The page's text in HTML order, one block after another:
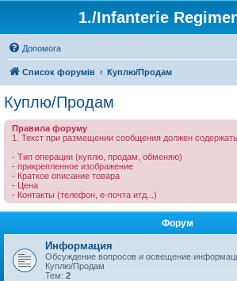
1./Infanterie
Допомога
Список форумів Куплю/Продам
Куплю/Продам
Правила форуму
1. Текст при размещении сообщения должен
- Тип операции (куплю, продам, обменяю)
- прикрепленное изображение
- Краткое описание товара
- Цена
- Контакты (телефон, е-почта итд...)
Форум
Информация
Обсуждение вопросов и освещение
Куплю/Продам
Тем: 2